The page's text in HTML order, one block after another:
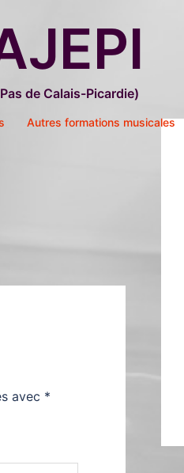
de Calais-Picardie)
Autres formations musicales
avec *